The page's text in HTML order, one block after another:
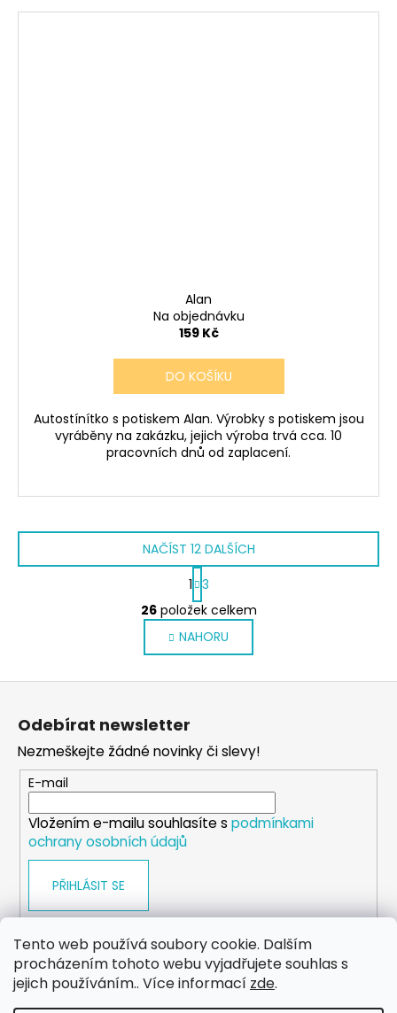
Tento web používá soubory cookie. Dalším
procházením tohoto webu vyjadřujete souhlas s
jejich používáním.. Více informací zde.
Alan
Na objednávku
159 Kč
DO KOŠÍKU
Autostínítko s potiskem Alan. Výrobky s potiskem jsou
vyráběny na zakázku, jejich výroba trvá cca. 10
pracovních dnů od zaplacení.
O
v
l
á
d
p
r
v
k
y
i
u
NAČÍST 12 DALŠÍCH
S
t
r
á
n
k
o
í
1 3
26položek celkem
NAHORU
Odebírat newsletter
Nezmeškejte žádné novinky či slevy!
E-mail
Vložením e-mailu souhlasíte s podmínkami
ochrany osobních údajů
PŘIHLÁSIT SE
WEB FACEBOOK INSTAGRAM YOUTUBE